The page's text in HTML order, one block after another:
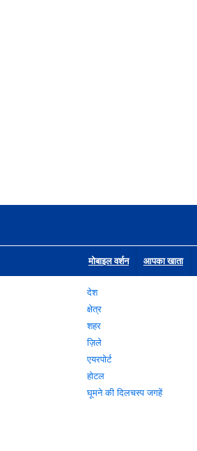
मोबाइल वर्शन आपका खाता
देश
क्षेत्र
शहर
ज़िले
एयरपोर्ट
होटल
घूमने की दिलचस्प जगहें